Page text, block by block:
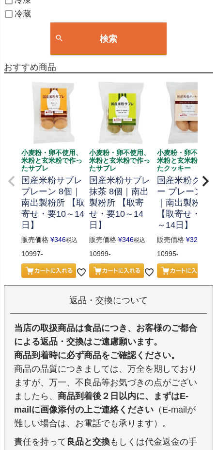
冷蔵
検索
おすすめ商品
小麦粉・卵不使用、
米粉と玄米粉で作っ
たサブレ
国産米粉サブレ
プレーン 8個｜
南出製粉所 【取
寄せ・要10～14
日】
販売価格 ¥346税込
10997-
小麦粉・卵不使用、
米粉と玄米粉で作っ
たサブレ
国産米粉サブレ
抹茶 8個｜南出
製粉所 【取寄
せ・要10～14
日】
販売価格 ¥346税込
10999-
小麦粉・卵不使用
米粉と玄米粉で作
たクッキー
国産米粉クッ
ー プレーン 8
｜南出製粉所
【取寄せ・要
～14日】
販売価格 ¥324
10995-
返品・交換について
当店の取扱商品は食品につき、お客様のご都合
による返品・交換はご遠慮願います。
商品到着時に必ず商品をご確認ください。
商品の品質につきましては、万全を期しており
ますが、万一、不良品等お気づきの点がござい
ましたら、 商品到着後２日以内に、まずはE-
mailに画像添付の上ご連絡ください （E-mailが
難しい場合は、お電話でも承ります）。
責任を持って 良品と交換もしくは代金返金の手